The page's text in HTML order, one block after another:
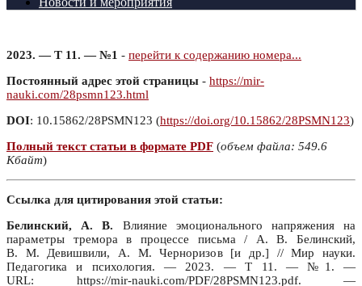
2023. — Т 11. — №1 - перейти к содержанию номера...
Постоянный адрес этой страницы - https://mir-
nauki.com/28psmn123.html
DOI: 10.15862/28PSMN123 (https://doi.org/10.15862/28PSMN123)
Полный текст статьи в формате PDF (объем файла: 549.6
Кбайт)
Ссылка для цитирования этой статьи:
Белинский, А. В. Влияние эмоционального напряжения на
параметры тремора в процессе письма / А. В. Белинский,
В. М. Девишвили, А. М. Черноризов [и др.] // Мир науки.
Педагогика и психология. — 2023. — Т 11. — №1. —
URL: https://mir-nauki.com/PDF/28PSMN123.pdf. —